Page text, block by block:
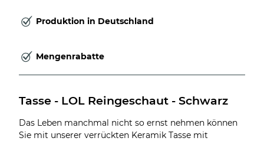
Produktion in Deutschland
Mengenrabatte
Tasse - LOL Reingeschaut - Schwarz
Das Leben manchmal nicht so ernst nehmen können
Sie mit unserer verrückten Keramik Tasse mit